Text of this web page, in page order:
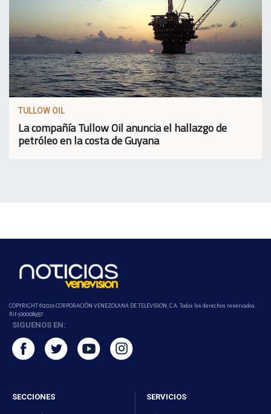
TULLOW OIL
La compañía Tullow Oil anuncia el hallazgo de
petróleo en la costa de Guyana
COPYRIGHT ©2026 CORPORACIÓN VENEZOLANA DE TELEVISION, C.A. Todos los derechos reservados.
Rif-j000089337
SIGUENOS EN:
SECCIONES SERVICIOS